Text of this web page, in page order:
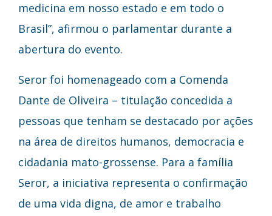
medicina em nosso estado e em todo o
Brasil”, afirmou o parlamentar durante a
abertura do evento.
Seror foi homenageado com a Comenda
Dante de Oliveira – titulação concedida a
pessoas que tenham se destacado por ações
na área de direitos humanos, democracia e
cidadania mato-grossense. Para a família
Seror, a iniciativa representa o confirmação
de uma vida digna, de amor e trabalho